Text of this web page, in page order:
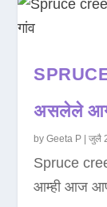
असलेले
byGeeta P |जुलै
Spruce
आम्ही आज